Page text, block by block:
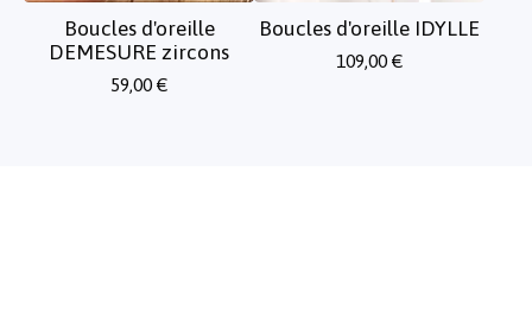
Boucles d'oreille
DEMESURE zircons
59,00 €
Boucles d'oreille IDYLLE
109,00 €